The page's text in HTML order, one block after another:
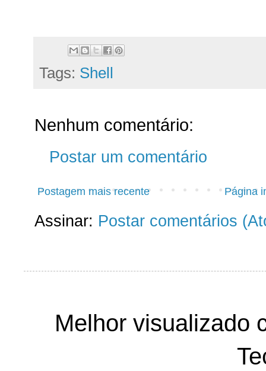
Tags: Shell
Nenhum comentário:
Postar um comentário
Postagem mais recente Página
Assinar: Postar comentários
Melhor visualizado